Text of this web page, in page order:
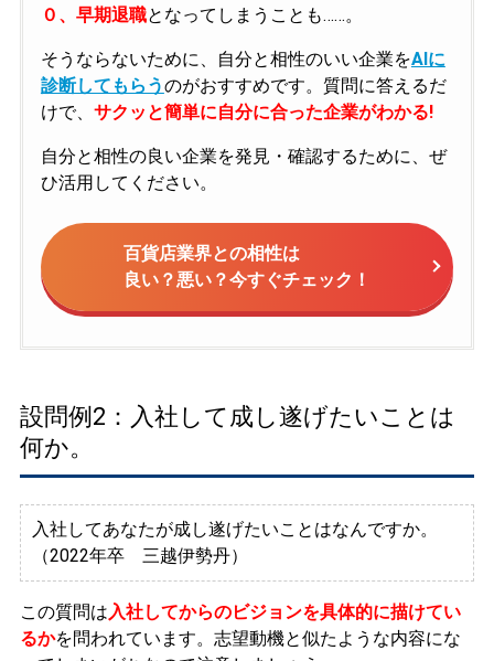
０、早期退職となってしまうことも……。
そうならないために、自分と相性のいい企業をAIに
診断してもらうのがおすすめです。質問に答えるだ
けで、 サクッと簡単に自分に合った企業がわかる!
自分と相性の良い企業を発見・確認するために、ぜ
ひ活用してください。
百貨店業界との相性は
良い？悪い？今すぐチェック！
設問例2：入社して成し遂げたいことは
何か。
入社してあなたが成し遂げたいことはなんですか。
（2022年卒 三越伊勢丹）
この質問は入社してからのビジョンを具体的に描けてい
るかを問われています。 志望動機と似たような内容にな